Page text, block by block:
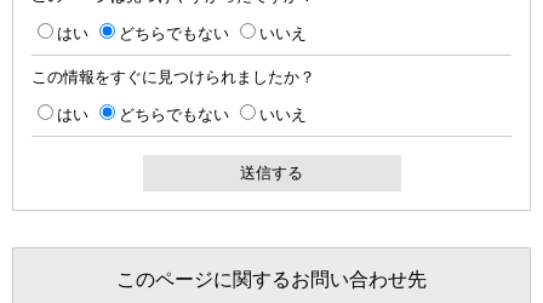
はい どちらでもない いいえ
この情報をすぐに見つけられましたか？
はい どちらでもない いいえ
このページに関するお問い合わせ先